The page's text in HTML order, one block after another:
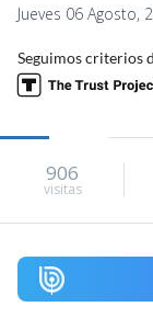
Jueves 06 Agosto,
Seguimos criterios
906
visitas